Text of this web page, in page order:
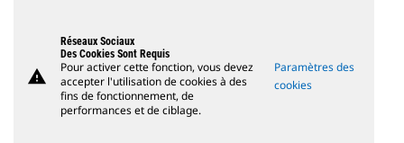
warning
Réseaux Sociaux
Des Cookies Sont Requis
Pour activer cette fonction, vous devez
accepter l'utilisation de cookies à des
fins de fonctionnement, de
performances et de ciblage.
Paramètres des
cookies